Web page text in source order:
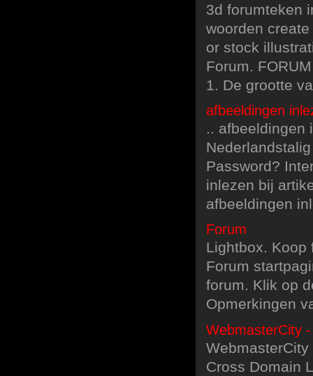
3d forumteken
woorden
or stock
Forum.
1. De grootte
afbeeldingen
.. afbeeldingen
Password?
inlezen bij
afbeeldingen
Forum
Lightbox. Koop
Forum
forum. Klik op
Opmerkingen
WebmasterCity
Cross Domain